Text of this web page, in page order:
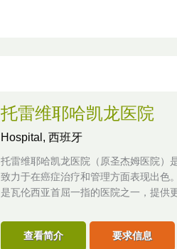
托雷维耶哈凯龙医院
Hospital, 西班牙
托雷维耶哈凯龙医院（原圣杰姆医院）
致力于在癌症治疗和管理方面表现出色
是瓦伦西亚首屈一指的医院之一，提供
查看简介 要求信息